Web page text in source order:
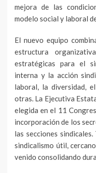
mejora de las
modelo social y laboral
El nuevo equipo
estructura
estratégicas para el
interna y la acción
laboral, la diversidad,
otras. La Ejecutiva
elegida en el 11
incorporación de los
las secciones
sindicalismo útil,
venido consolidando